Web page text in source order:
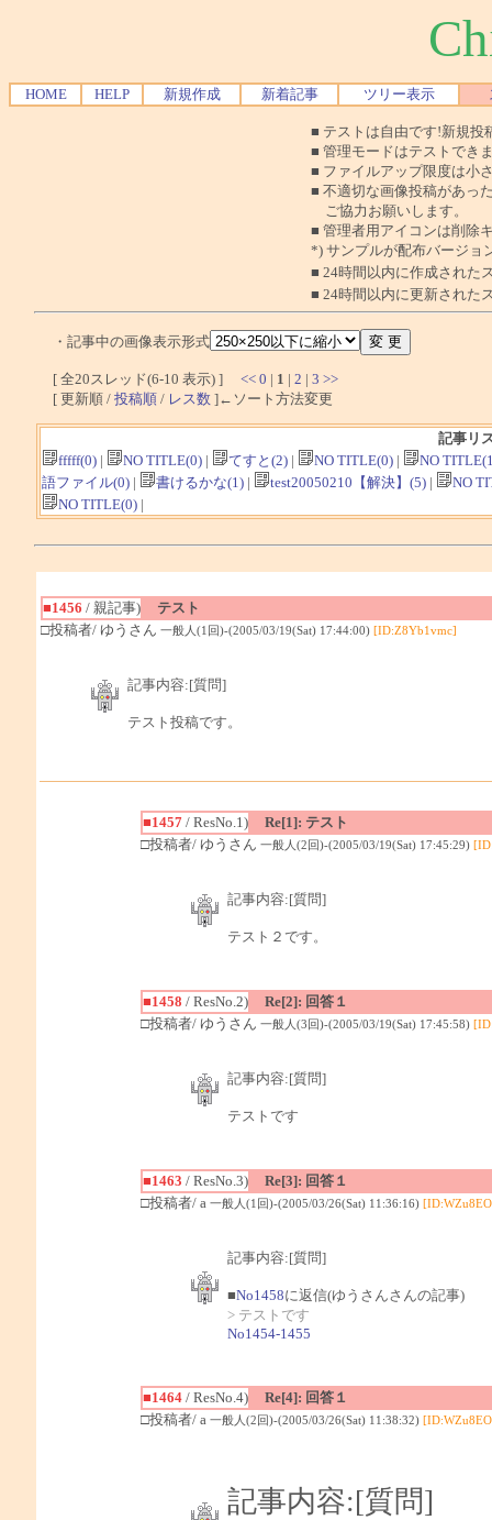
HOME HELP 新規作成 新着記事 ツリー表示
■ テストは自由です!新規投
■ 管理モードはテストでき
■ ファイルアップ限度は小
■ 不適切な画像投稿があっ
ご協力お願いします。
■ 管理者用アイコンは削除
*) サンプルが配布バージョ
■ 24時間以内に作成された
■ 24時間以内に更新された
・記事中の画像表示形式
[ 全20スレッド(6-10 表示) ] << 0 | 1 | 2 | 3 >>
[ 更新順 / 投稿順 / レス数 ]←ソート方法変更
記事リ
fffff(0)| NO TITLE(0)| てすと(2)| NO TITLE(0)|
NO
語ファイル(0)| 書けるかな(1)| test20050210【解決】(5)|
NO
NO TITLE(0)|
■1456 / 親記事)
テスト
□投稿者/ ゆうさん 一般人(1回)-(2005/03/19(Sat) 17:44:00) [ID:Z8Yb1vmc]
記事内容:[質問]
テスト投稿です。
■1457/ ResNo.1)
Re[1]: テスト
□投稿者/ ゆうさん 一般人(2回)-(2005/03/19(Sat) 17:45:29)
記事内容:[質問]
テスト２です。
■1458 / ResNo.2)
Re[2]: 回答１
□投稿者/ ゆうさん 一般人(3回)-(2005/03/19(Sat) 17:45:58)
記事内容:[質問]
テストです
■1463 / ResNo.3)
Re[3]: 回答１
□投稿者/ a 一般人(1回)-(2005/03/26(Sat) 11:36:16)
記事内容:[質問]
■No1458に返信(ゆうさんさんの記事)
> テストです
No1454-1455
■1464/ ResNo.4)
Re[4]: 回答１
□投稿者/ a 一般人(2回)-(2005/03/26(Sat) 11:38:32)
記事内容:[質問]